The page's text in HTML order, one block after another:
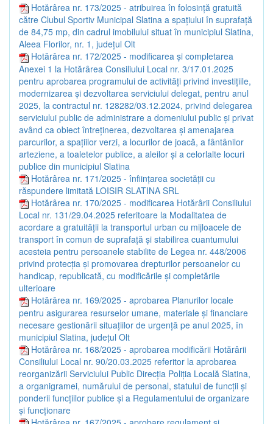
Hotărârea nr. 173/2025 - atribuirea în folosință gratuită
către Clubul Sportiv Municipal Slatina a spațiului în suprafață
de 84,75 mp, din cadrul imobilului situat în municipiul Slatina,
Aleea Florilor, nr. 1, județul Olt
Hotărârea nr. 172/2025 - modificarea și completarea
Anexei 1 la Hotărârea Consiliului Local nr. 3/17.01.2025
pentru aprobarea programului de activități privind investițiile,
modernizarea și dezvoltarea serviciului delegat, pentru anul
2025, la contractul nr. 128282/03.12.2024, privind delegarea
serviciului public de administrare a domeniului public și privat
având ca obiect întreținerea, dezvoltarea și amenajarea
parcurilor, a spațiilor verzi, a locurilor de joacă, a fântânilor
arteziene, a toaletelor publice, a aleilor și a celorlalte locuri
publice din municipiul Slatina
Hotărârea nr. 171/2025 - înființarea societății cu
răspundere limitată LOISIR SLATINA SRL
Hotărârea nr. 170/2025 - modificarea Hotărârii Consiliului
Local nr. 131/29.04.2025 referitoare la Modalitatea de
acordare a gratuității la transportul urban cu mijloacele de
transport în comun de suprafață și stabilirea cuantumului
acesteia pentru persoanele stabilite de Legea nr. 448/2006
privind protecția și promovarea drepturilor persoanelor cu
handicap, republicată, cu modificările și completările
ulterioare
Hotărârea nr. 169/2025 - aprobarea Planurilor locale
pentru asigurarea resurselor umane, materiale și financiare
necesare gestionării situațiilor de urgență pe anul 2025, în
municipiul Slatina, județul Olt
Hotărârea nr. 168/2025 - aprobarea modificării Hotărârii
Consiliului Local nr. 90/20.03.2025 referitor la aprobarea
reorganizării Serviciului Public Direcția Poliția Locală Slatina,
a organigramei, numărului de personal, statului de funcții și
ponderii funcțiilor publice și a Regulamentului de organizare
și funcționare